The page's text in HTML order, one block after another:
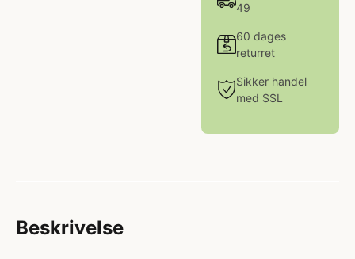
49
60 dages
returret
Sikker handel
med SSL
Beskrivelse